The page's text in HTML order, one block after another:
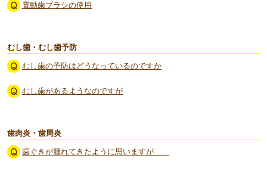
電動歯ブラシの使用
むし歯・むし歯予防
むし歯の予防はどうなっているのですか
むし歯があるようなのですが
歯肉炎・歯周炎
歯ぐきが腫れてきたように思いますが……